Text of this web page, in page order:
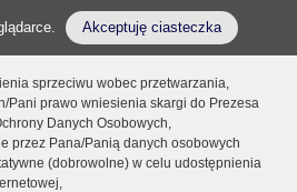
Akceptuję ciasteczka
sprzeciwu wobec przetwarzania,
Pani prawo wniesienia skargi do Prezesa
Danych Osobowych,
przez Pana/Panią danych osobowych
(dobrowolne) w celu udostępnienia